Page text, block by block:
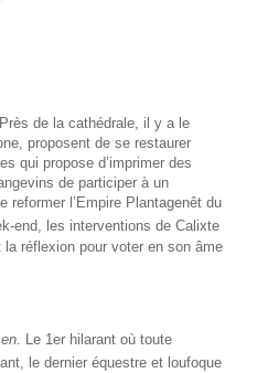
de la cathédrale, il y a le
proposent de se restaurer
qui propose d’imprimer des
de participer à un
reformer l’Empire Plantagenêt du
end, les interventions de Calixte
réflexion pour voter en son âme
Le 1er hilarant où toute
le dernier équestre et loufoque